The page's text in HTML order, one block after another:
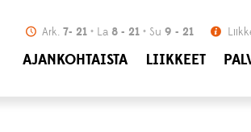
Ark. 7- 21 La 8 - 21 Su 9 - 21
AJANKOHTAISTA LIIKKEET